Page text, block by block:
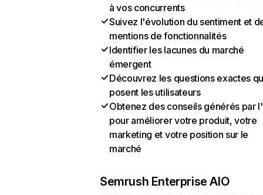
à vos concurrents
Suivez l'évolution du sentiment et
mentions de fonctionnalités
Identifier les lacunes du marché
émergent
Découvrez les questions exactes
posent les utilisateurs
Obtenez des conseils générés par
pour améliorer votre produit, votre
marketing et votre position sur le
marché
Semrush Enterprise AIO